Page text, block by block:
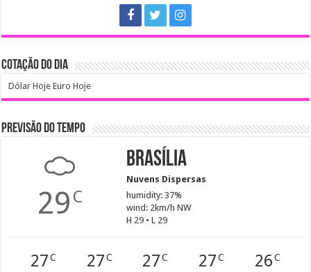
COTAÇÃO DO DIA
Dólar Hoje Euro Hoje
PREVISÃO DO TEMPO
29 C
Brasília
Nuvens Dispersas
humidity: 37%
wind: 2km/h NW
H 29 • L 29
27C 27C 27 C 27C 26C